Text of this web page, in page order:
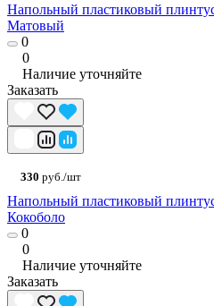
Напольный пластиковый
Матовый
0
0
Наличие уточняйте
Заказать
330 руб./шт
Напольный пластиковый
Кокоболо
0
0
Наличие уточняйте
Заказать